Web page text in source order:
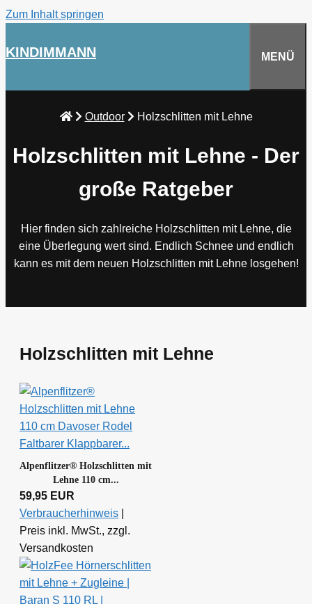
Zum Inhalt springen
KINDIMMANN MENÜ
Outdoor Holzschlitten mit Lehne
Holzschlitten mit Lehne - Der
große Ratgeber
Hier finden sich zahlreiche Holzschlitten mit Lehne, die
eine Überlegung wert sind. Endlich Schnee und endlich
kann es mit dem neuen Holzschlitten mit Lehne losgehen!
Holzschlitten mit Lehne
Alpenflitzer® Holzschlitten mit
Lehne 110 cm...
59,95 EUR
Verbraucherhinweis
Preis inkl. MwSt., zzgl.
Versandkosten